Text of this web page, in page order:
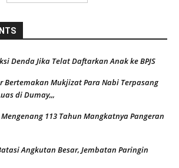
Denda Jika Telat Daftarkan Anak ke BPJS
Bertemakan Mukjizat Para Nabi Terpasang
di Dumay,,,
Mengenang 113 Tahun Mangkatnya Pangeran
Angkutan Besar, Jembatan Paringin